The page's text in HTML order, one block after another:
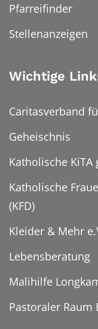
Pfarreifinder
Stellenanzeigen
Wichtige
Caritasverband
Geheischnis
Katholische KiTA
Katholische
(KFD)
Kleider & Mehr
Lebensberatung
Malihilfe
Pastoraler Raum